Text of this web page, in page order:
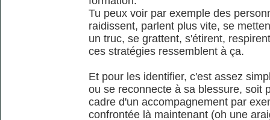
Tu peux voir par exemple des
raidissent, parlent plus vite, se
un truc, se grattent, s'étirent,
ces stratégies ressemblent à ça.
Et pour les identifier, c'est assez
ou se reconnecte à sa blessure, soit
cadre d'un accompagnement par
confrontée là maintenant (oh une